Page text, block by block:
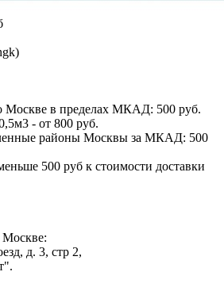
Москве в пределах МКАД: 500 руб.
- от 800 руб.
районы Москвы за МКАД: 500
500 руб к стоимости доставки
Москве:
д. 3, стр 2,